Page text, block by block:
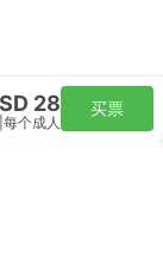
28
每个成人
买票